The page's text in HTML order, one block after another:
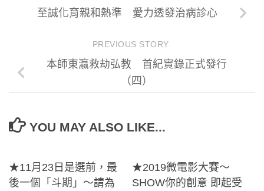
至誠化育親和熱準 愛力透發治病診心
PREVIOUS STORY
本師東瀛救劫弘教 首紀實錄正式發行
（四）
YOU MAY ALSO LIKE...
★11月23日是選前，最
後一個「斗期」～請為
★2019微電影大賽～
SHOW你的創意 即起受